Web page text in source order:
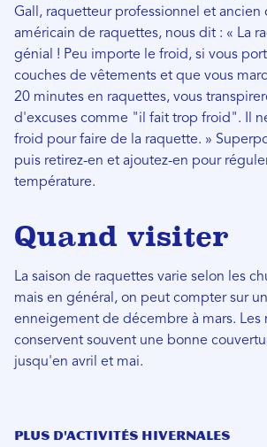
Gall, raquetteur professionnel et ancien
américain de raquettes, nous dit : « La
génial ! Peu importe le froid, si vous
couches de vêtements et que vous
20 minutes en raquettes, vous
d'excuses comme "il fait trop froid". Il
froid pour faire de la raquette. »
puis retirez-en et ajoutez-en pour
température.
Quand visiter
La saison de raquettes varie selon les
mais en général, on peut compter sur
enneigement de décembre à mars. Les
conservent souvent une bonne
jusqu'en avril et mai.
PLUS D'ACTIVITÉS HIVERNALES